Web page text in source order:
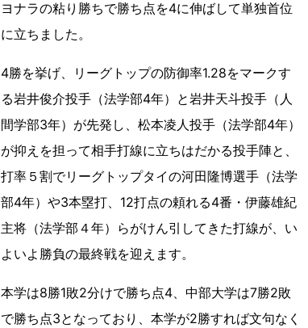
ヨナラの粘り勝ちで勝ち点を4に伸ばして単独首位
に立ちました。
4勝を挙げ、リーグトップの防御率1.28をマークす
る岩井俊介投手（法学部4年）と岩井天斗投手（人
間学部3年）が先発し、松本凌人投手（法学部4年）
が抑えを担って相手打線に立ちはだかる投手陣と、
打率５割でリーグトップタイの河田隆博選手（法学
部4年）や3本塁打、12打点の頼れる4番・伊藤雄紀
主将（法学部４年）らがけん引してきた打線が、い
よいよ勝負の最終戦を迎えます。
本学は8勝1敗2分けで勝ち点4、中部大学は7勝2敗
で勝ち点3となっており、本学が2勝すれば文句なく